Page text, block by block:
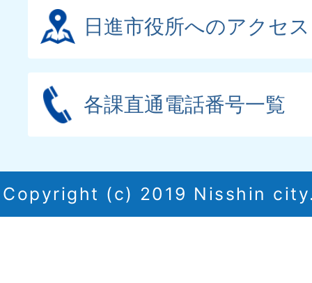
日進市役所へのアクセス
各課直通電話番号一覧
Copyright (c) 2019 Nisshin